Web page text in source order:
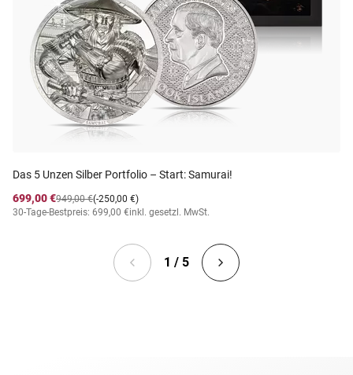
Das 5 Unzen Silber Portfolio – Start: Samurai!
699,00 €
(-250,00 €)
949,00 €
30-Tage-Bestpreis: 699,00 €inkl. gesetzl. MwSt.
1 / 5